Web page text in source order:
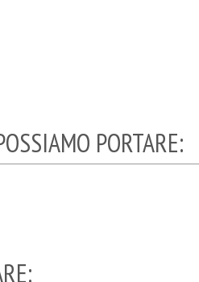
PORTARE: